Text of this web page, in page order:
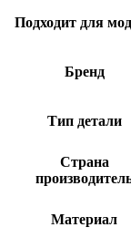
Подходит для
Бренд
Тип детали
Страна
Материал